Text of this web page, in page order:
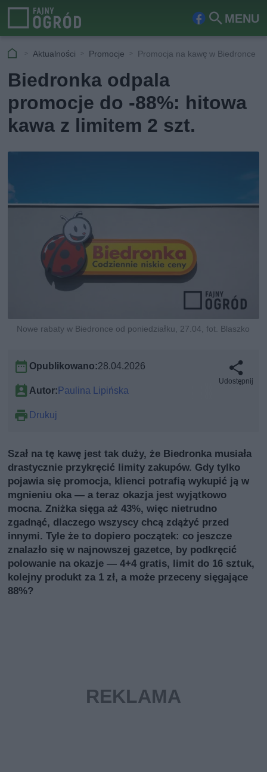
MENU
Fa
ook
Szu
kaj
Aktualności Promocje Promocja na kawę w Biedronce
Biedronka odpala
promocje do -88%: hitowa
kawa z limitem 2 szt.
Nowe rabaty w Biedronce od poniedziałku, 27.04, fot. Blaszko
Opublikowano:28.04.2026
Autor:Paulina Lipińska
Drukuj
Udostępnij
Szał na tę kawę jest tak duży, że Biedronka musiała
drastycznie przykręcić limity zakupów. Gdy tylko
pojawia się promocja, klienci potrafią wykupić ją w
mgnieniu oka — a teraz okazja jest wyjątkowo
mocna. Zniżka sięga aż 43%, więc nietrudno
zgadnąć, dlaczego wszyscy chcą zdążyć przed
innymi. Tyle że to dopiero początek: co jeszcze
znalazło się w najnowszej gazetce, by podkręcić
polowanie na okazje — 4+4 gratis, limit do 16 sztuk,
kolejny produkt za 1 zł, a może przeceny sięgające
88%?